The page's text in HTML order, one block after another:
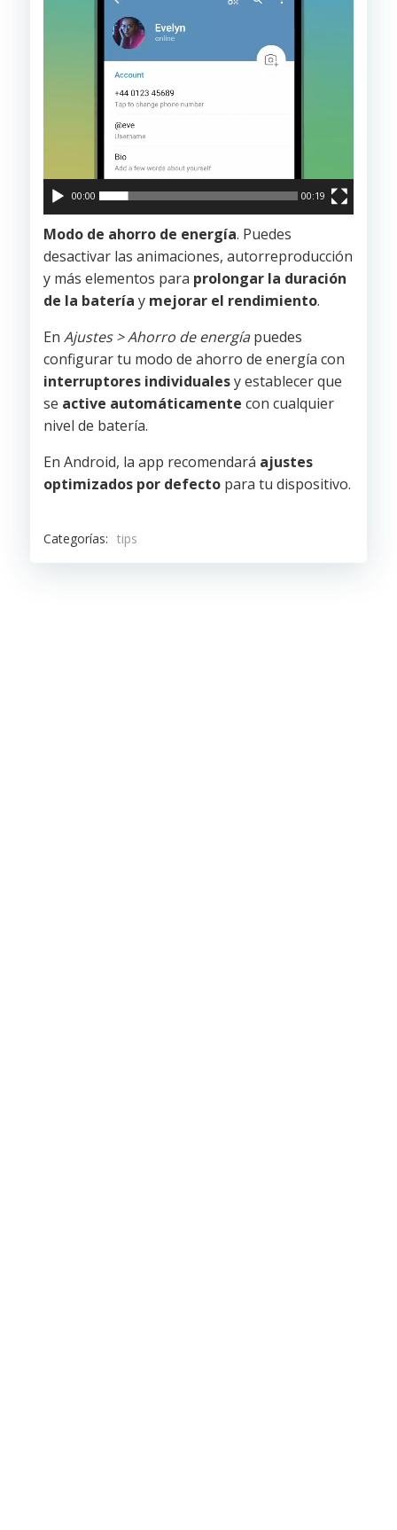
00:00 00:19
Modo de ahorro de energía. Puedes
desactivar las animaciones, autorreproducción
y más elementos para prolongar la duración
de la batería y mejorar el rendimiento.
En Ajustes > Ahorro de energíapuedes
configurar tu modo de ahorro de energía con
interruptores individualesy establecer que
se active automáticamente con cualquier
nivel de batería.
En Android, la app recomendará ajustes
optimizados por defecto para tu dispositivo.
Categorías: tips